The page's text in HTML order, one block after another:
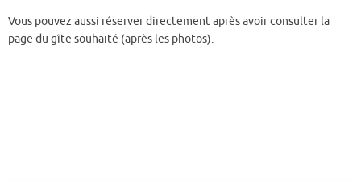
Vous pouvez aussi réserver directement après avoir consulter la
page du gîte souhaité (après les photos).